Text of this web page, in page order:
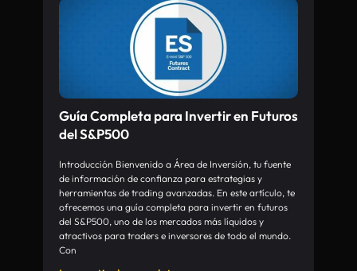
Guía Completa para Invertir en Futuros
del S&P500
Introducción Bienvenido a Área de Inversión, tu fuente
de información de confianza para estrategias y
herramientas de trading avanzadas. En este artículo, te
ofrecemos una guía completa para invertir en futuros
del S&P500, uno de los mercados más líquidos y
atractivos para traders e inversores de todo el mundo.
Con